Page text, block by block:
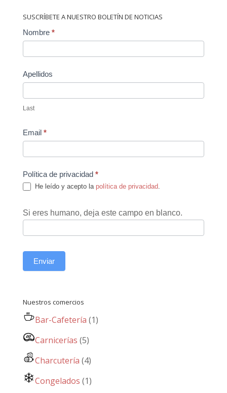
SUSCRÍBETE A NUESTRO BOLETÍN DE NOTICIAS
Contact
Nombre *
Apellidos
Last
Email *
Política de privacidad *
He leído y acepto la política de privacidad.
Si eres humano, deja este campo en blanco.
Enviar
Nuestros comercios
Bar-Cafetería (1)
Carnicerías (5)
Charcutería (4)
Congelados (1)